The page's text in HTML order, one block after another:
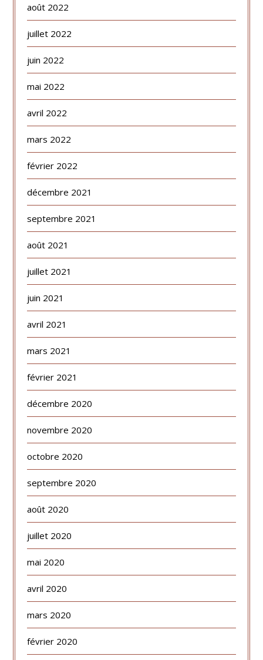
août 2022
juillet 2022
juin 2022
mai 2022
avril 2022
mars 2022
février 2022
décembre 2021
septembre 2021
août 2021
juillet 2021
juin 2021
avril 2021
mars 2021
février 2021
décembre 2020
novembre 2020
octobre 2020
septembre 2020
août 2020
juillet 2020
mai 2020
avril 2020
mars 2020
février 2020